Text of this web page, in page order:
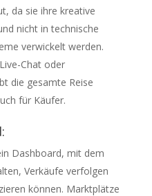
da sie ihre kreative
nicht in technische
verwickelt werden.
Chat oder
die gesamte Reise
für Käufer.
Dashboard, mit dem
Verkäufe verfolgen
können. Marktplätze